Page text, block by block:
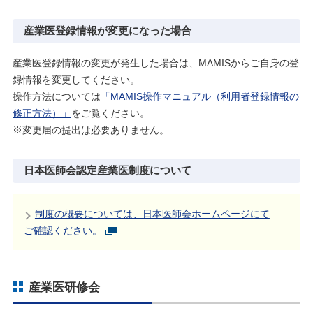
産業医登録情報が変更になった場合
産業医登録情報の変更が発生した場合は、MAMISからご自身の登
録情報を変更してください。
操作方法については 「MAMIS操作マニュアル（利用者登録情報の
修正方法）」 をご覧ください。
※変更届の提出は必要ありません。
日本医師会認定産業医制度について
制度の概要については、日本医師会ホームページにて
ご確認ください。
産業医研修会